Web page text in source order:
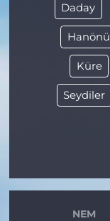
Daday
Hanönü
Küre
Seydiler
NEM